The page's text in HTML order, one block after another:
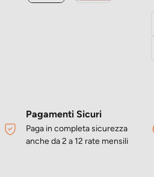
Pagamenti Sicuri
Paga in completa sicurezza
anche da 2 a 12 rate mensili